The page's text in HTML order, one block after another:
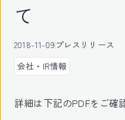
て
2018-11-09プレスリリース
会社・IR情報
詳細は下記のPDFをご確